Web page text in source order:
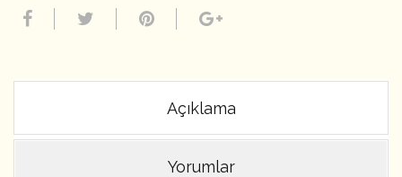
Açıklama
Yorumlar